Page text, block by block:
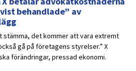
behandlade” av
stämma, det kommer att vara extremt
gå på företagens styrelser.” X
förändringar, pressad ekonomi.